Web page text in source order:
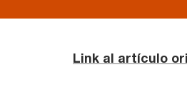
Link al artículo